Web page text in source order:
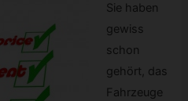
Sie haben
gewiss
schon
gehört, das
Fahrzeuge